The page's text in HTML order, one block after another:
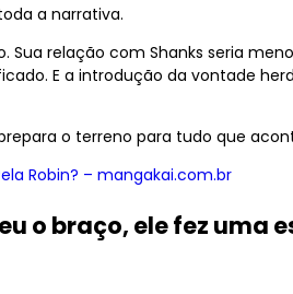
a narrativa.
relação com Shanks seria
E a introdução da vontade
o terreno para tudo que
Robin? – mangakai.com.br
o braço, ele fez uma